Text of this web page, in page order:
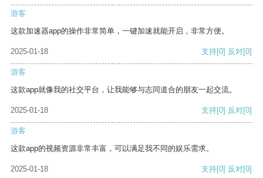
游客
这款加速器app的操作非常简单，一键加速就能开启，非常方便。
2025-01-18 支持[0] 反对[0]
游客
这款app就像我的社交平台，让我能够与志同道合的朋友一起交流。
2025-01-18 支持[0] 反对[0]
游客
这款app的视频资源非常丰富，可以满足我不同的娱乐需求。
2025-01-18 支持[0] 反对[0]